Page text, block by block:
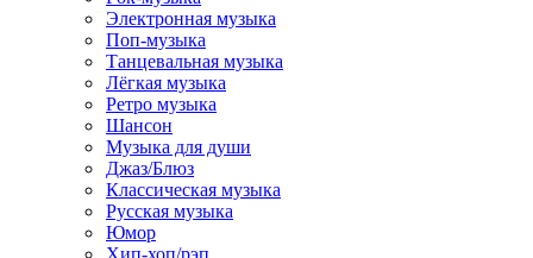
Электронная музыка
Поп-музыка
Танцевальная музыка
Лёгкая музыка
Ретро музыка
Шансон
Музыка для души
Джаз/Блюз
Классическая музыка
Русская музыка
Юмор
Хип-хоп/рэп